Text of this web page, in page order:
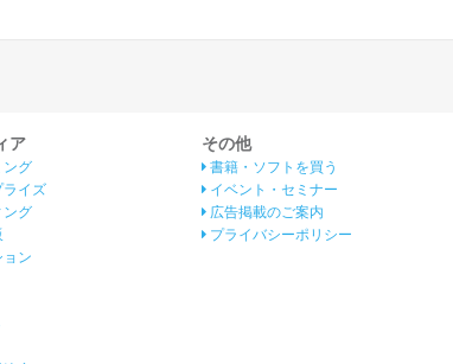
ア
ング
ライズ
ング
ョン
その他
書籍・ソフトを買う
イベント・セミナー
広告掲載のご案内
プライバシーポリシー